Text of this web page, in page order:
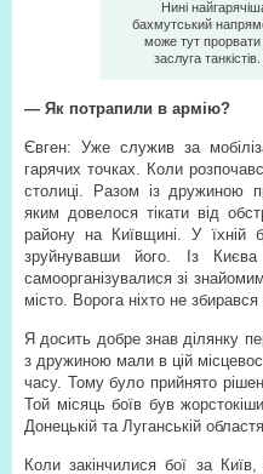
Нині
бахмутський
може тут
заслуга
— Як потрапили в армію?
Євген: Уже служив за
гарячих точках. Коли
столиці. Разом із дружиною
яким довелося тікати від
району на Київщині. У їхній
зруйнувавши його. Із
самоорганізувалися зі
місто. Ворога ніхто не збирався
Я досить добре знав ділянку
з дружиною мали в цій
часу. Тому було прийнято
Той місяць боїв був
Донецькій та Луганській
Коли закінчилися бої за